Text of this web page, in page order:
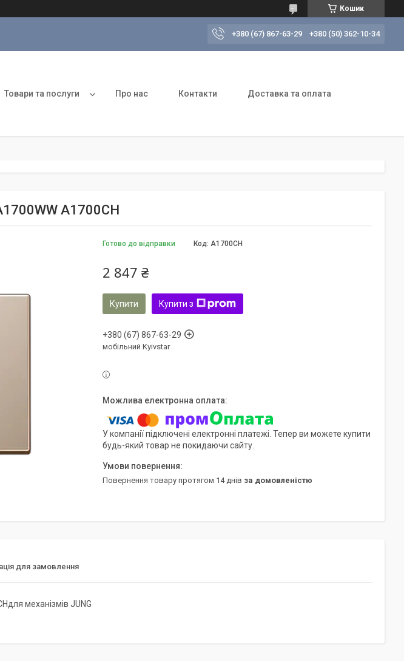
Кошик
+380 (67) 867-63-29 +380 (50) 362-10-34
Товари та послуги Про нас Контакти Доставка та оплата
A1700CH
Готово до відправки Код: A1700CH
2 847 ₴
Купити Купити з
+380 (67) 867-63-29
мобільний Kyivstar
У компанії підключені електронні платежі. Тепер ви можете купити
будь-який товар не покидаючи сайту.
повернення товару протягом 14 днів за домовленістю
для замовлення
механізмів JUNG